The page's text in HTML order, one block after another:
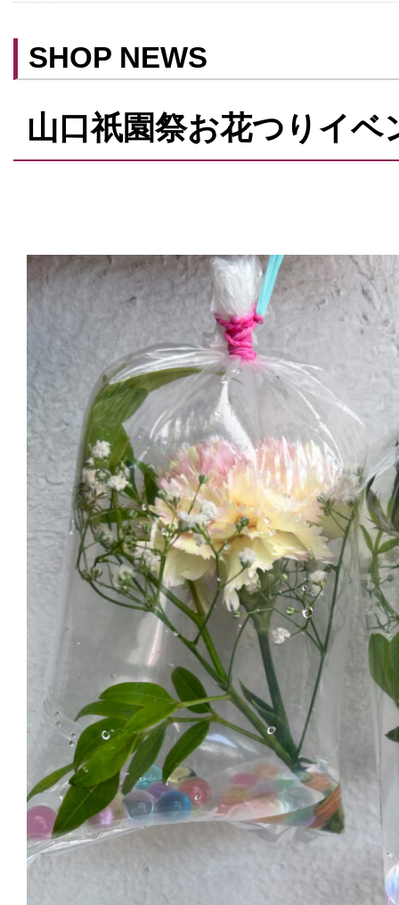
予約可
SHOP NEWS
山口祇園祭お花つりイベ